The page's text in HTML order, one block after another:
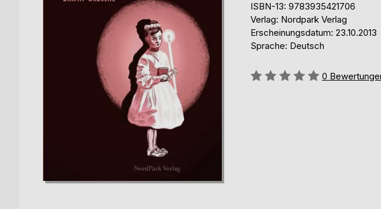
ISBN-13: 9783935421706
Verlag: Nordpark Verlag
Erscheinungsdatum: 23.10.2013
Sprache: Deutsch
Bewertung::
0